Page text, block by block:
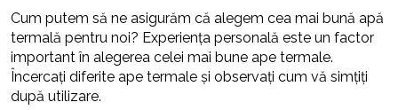
Cum putem să ne asigurăm că alegem cea mai bună apă
termală pentru noi? Experiența personală este un factor
important în alegerea celei mai bune ape termale.
Încercați diferite ape termale și observați cum vă simțiți
după utilizare.